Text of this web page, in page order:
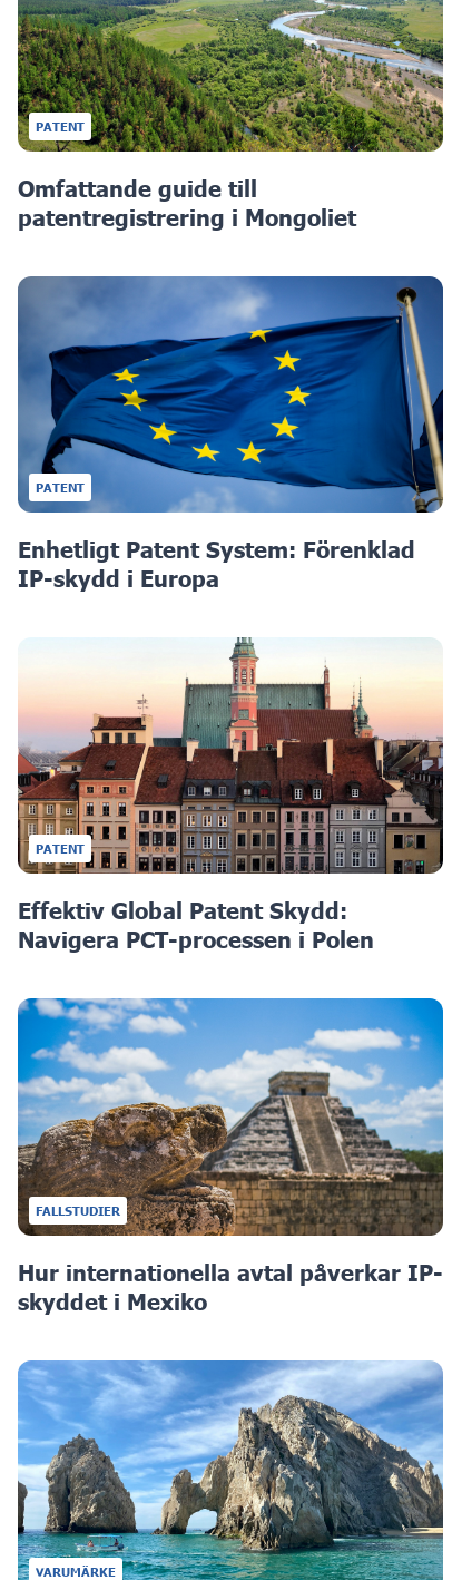
PATENT
Omfattande guide till
patentregistrering i Mongoliet
PATENT
Enhetligt Patent System: Förenklad
IP-skydd i Europa
PATENT
Effektiv Global Patent Skydd:
Navigera PCT-processen i Polen
FALLSTUDIER
Hur internationella avtal påverkar IP-
skyddet i Mexiko
VARUMÄRKE